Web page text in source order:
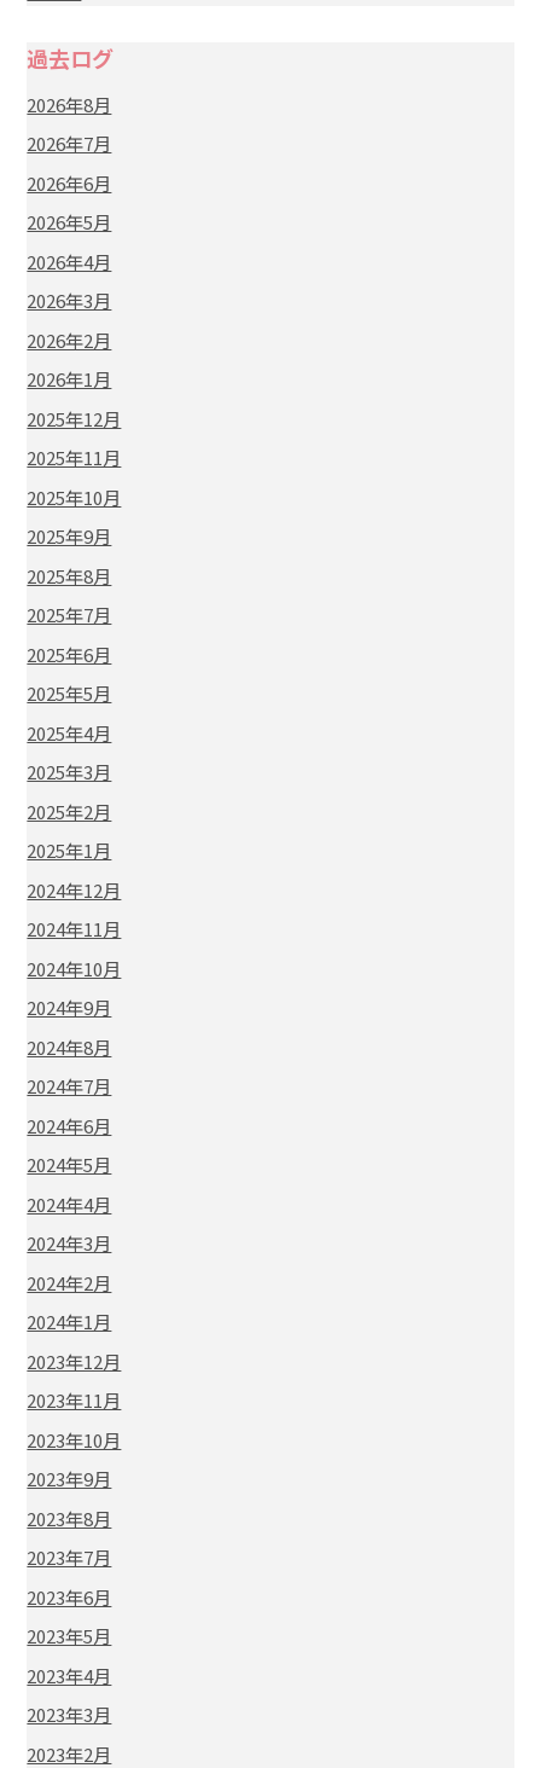
過去ログ
2026年8月
2026年7月
2026年6月
2026年5月
2026年4月
2026年3月
2026年2月
2026年1月
2025年12月
2025年11月
2025年10月
2025年9月
2025年8月
2025年7月
2025年6月
2025年5月
2025年4月
2025年3月
2025年2月
2025年1月
2024年12月
2024年11月
2024年10月
2024年9月
2024年8月
2024年7月
2024年6月
2024年5月
2024年4月
2024年3月
2024年2月
2024年1月
2023年12月
2023年11月
2023年10月
2023年9月
2023年8月
2023年7月
2023年6月
2023年5月
2023年4月
2023年3月
2023年2月